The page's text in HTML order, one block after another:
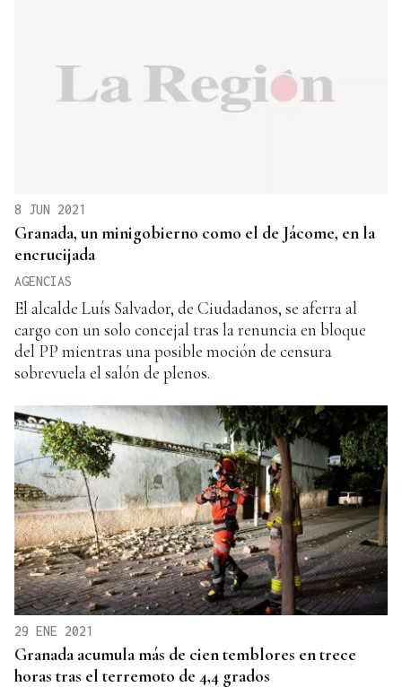
8 JUN 2021
Granada, un minigobierno como el de Jácome, en la
encrucijada
AGENCIAS
El alcalde Luís Salvador, de Ciudadanos, se aferra al
cargo con un solo concejal tras la renuncia en bloque
del PP mientras una posible moción de censura
sobrevuela el salón de plenos.
29 ENE 2021
Granada acumula más de cien temblores en trece
horas tras el terremoto de 4,4 grados